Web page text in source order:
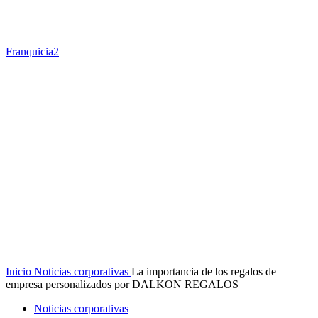
Franquicia2
Inicio Noticias corporativas La importancia de los regalos de
empresa personalizados por DALKON REGALOS
Noticias corporativas